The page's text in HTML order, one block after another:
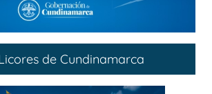
de Cundinamarca